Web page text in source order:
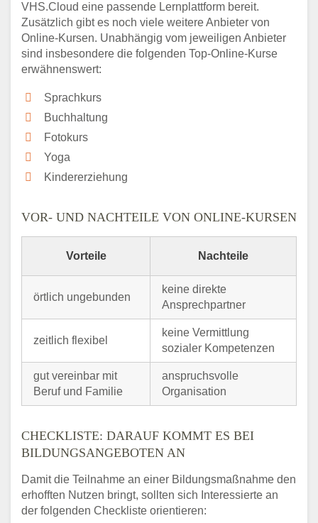
VHS.Cloud eine passende Lernplattform bereit.
Zusätzlich gibt es noch viele weitere Anbieter von
Online-Kursen. Unabhängig vom jeweiligen Anbieter
sind insbesondere die folgenden Top-Online-Kurse
erwähnenswert:
Sprachkurs
Buchhaltung
Fotokurs
Yoga
Kindererziehung
VOR- UND NACHTEILE VON ONLINE-KURSEN
Vorteile Nachteile
örtlich ungebunden
keine direkte
Ansprechpartner
zeitlich flexibel
keine Vermittlung
sozialer Kompetenzen
gut vereinbar mit
Beruf und Familie
anspruchsvolle
Organisation
CHECKLISTE: DARAUF KOMMT ES BEI
BILDUNGSANGEBOTEN AN
Damit die Teilnahme an einer Bildungsmaßnahme den
erhofften Nutzen bringt, sollten sich Interessierte an
der folgenden Checkliste orientieren: